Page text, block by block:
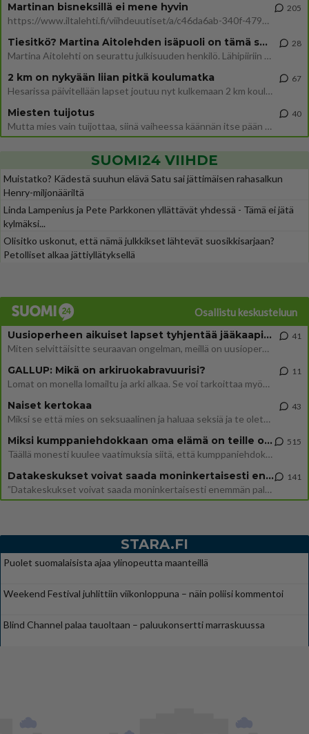
Martinan bisneksillä ei mene hyvin
https://www.iltalehti.fi/viihdeuutiset/a/c46da6ab-340f-4790-aaa7-0865eed2336 Yrityksen konkurssihakemus on tullut kärä
205
Tiesitkö? Martina Aitolehden isäpuoli on tämä suosittu laulaja
Martina Aitolehti on seurattu julkisuuden henkilö. Lähipiiriin mahtuu muitakin tunnettuja henkilöitä. Tiesitkö, että Ma
28
2 km on nykyään liian pitkä koulumatka
Hesarissa päivitellään lapset joutuu nyt kulkemaan 2 km kouluun jösses. Ruostefillarilla tuo matka menee vaikka miten äk
67
Miesten tuijotus
Mutta mies vain tuijottaa, siinä vaiheessa käännän itse pään pois. Mikä juttu? Yleensä jos joku tuijottaa tai katsoo, hä
40
SUOMI24 VIIHDE
Muistatko? Kädestä suuhun elävä Satu sai jättimäisen rahasalkun
Henry-miljonääriltä
Linda Lampenius ja Pete Parkkonen yllättävät yhdessä - Tämä ei jätä
kylmäksi...
Olisitko uskonut, että nämä julkkikset lähtevät suosikkisarjaan?
Petolliset alkaa jättiyllätyksellä
Osallistu keskusteluun
Uusioperheen aikuiset lapset tyhjentää jääkaapin käydessään
Miten selvittäisitte seuraavan ongelman, meillä on uusioperhe, minulla teini-ikäiset lapset ja puolisolla aikuiset, jotk
41
GALLUP: Mikä on arkiruokabravuurisi?
Lomat on monella lomailtu ja arki alkaa. Se voi tarkoittaa myös sitä, että grillailut on grillattu ja palataan arjen ruo
11
Naiset kertokaa
Miksi se että mies on seksuaalinen ja haluaa seksiä ja te olette hänen mielestänne haluttava on vastenmielistä? Mikä sii
43
Miksi kumppaniehdokkaan oma elämä on teille ongelma?
Täällä monesti kuulee vaatimuksia siitä, että kumppaniehdokkaalla ei saisi olla lemmikkejä, lapsia, kavereita, eksiä, su
515
Datakeskukset voivat saada moninkertaisesti enemmän palautuksia kuin mitä ne maksavat veroja
”Datakeskukset voivat saada moninkertaisesti enemmän palautuksia kuin mitä ne maksavat veroja”, sanoo professori Jussi K
141
STARA.FI
Puolet suomalaisista ajaa ylinopeutta maanteillä
Weekend Festival juhlittiin viikonloppuna – näin poliisi kommentoi
Blind Channel palaa tauoltaan – paluukonsertti marraskuussa